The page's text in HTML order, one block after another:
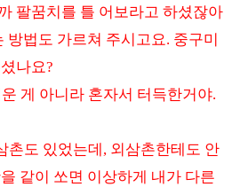
팔꿈치를 틀 어보라고 하셨잖아
방법도 가르쳐 주시고요. 중구미
나요?
게 아니라 혼자서 터득한거야.
촌도 있었는데, 외삼촌한테도 안
같이 쏘면 이상하게 내가 다른